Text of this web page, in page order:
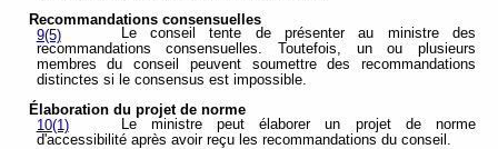
Recommandations consensuelles
9(5)
Le conseil tente de présenter au ministre des
recommandations consensuelles. Toutefois, un ou plusieurs
membres du conseil peuvent soumettre des recommandations
distinctes si le consensus est impossible.
Élaboration du projet de norme
10(1)
Le ministre peut élaborer un projet de norme
d'accessibilité après avoir reçu les recommandations du conseil.